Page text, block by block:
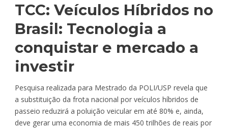
TCC: Veículos Híbridos no
Brasil: Tecnologia a
conquistar e mercado a
investir
Pesquisa realizada para Mestrado da POLI/USP revela que
a substituição da frota nacional por veículos híbridos de
passeio reduzirá a poluição veicular em até 80% e, ainda,
deve gerar uma economia de mais 450 trilhões de reais por